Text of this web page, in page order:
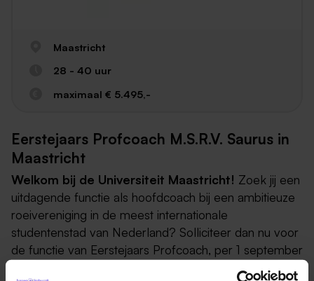
Maastricht
28 - 40 uur
maximaal € 5.495,-
Eerstejaars Profcoach M.S.R.V. Saurus in
Maastricht
Welkom bij de Universiteit Maastricht! Zoek jij een
uitdagende functie als hoofdcoach bij een ambitieuze
roeivereniging in de meest internationale
studentenstad van Nederland? Solliciteer dan nu voor
de functie van Eerstejaars Profcoach, per 1 september